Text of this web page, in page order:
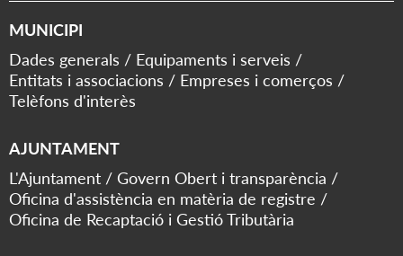
MUNICIPI
Dades generals
Equipaments i serveis
Entitats i associacions
Empreses i comerços
Telèfons d'interès
AJUNTAMENT
L'Ajuntament
Govern Obert i transparència
Oficina d'assistència en matèria de registre
Oficina de Recaptació i Gestió Tributària